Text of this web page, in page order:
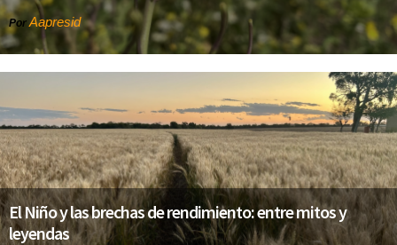
PorAapresid
El Niño y las brechas de rendimiento: entre mitos y
leyendas